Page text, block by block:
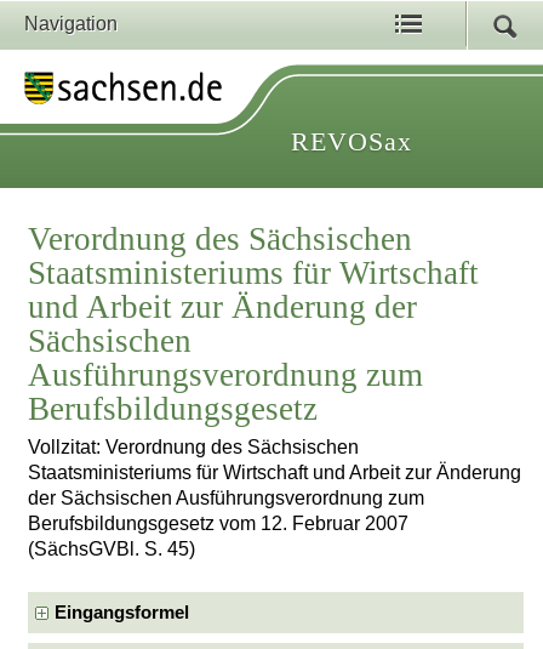
Navigation
REVOSax
Verordnung des Sächsischen
Staatsministeriums für Wirtschaft
und Arbeit zur Änderung der
Sächsischen
Ausführungsverordnung zum
Berufsbildungsgesetz
Vollzitat: Verordnung des Sächsischen
Staatsministeriums für Wirtschaft und Arbeit zur Änderung
der Sächsischen Ausführungsverordnung zum
Berufsbildungsgesetz vom 12. Februar 2007
(SächsGVBl. S. 45)
Eingangsformel